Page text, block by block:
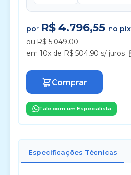
por R$ 4.796,55 no pix
ou R$ 5.049,00
em 10x de R$ 504,90 s/ juros
Comprar
Fale com um Especialista
Especificações Técnicas